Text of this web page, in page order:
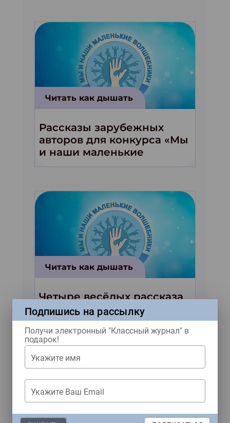
Читать как дышать
Рассказы зарубежных
авторов для конкурса «Мы
и наши маленькие
волшебники!»
Читать как дышать
Четыре весёлых рассказа
от двух серьёзных
писателей из Москвы
Подпишись на рассылку
Получи электронный "Классный журнал" в
подарок!
Укажите имя
Укажите Ваш Email